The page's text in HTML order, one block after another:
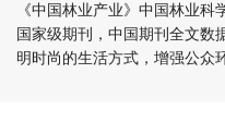
《中国林业产业》中国林业科
国家级期刊，中国期刊全文数
明时尚的生活方式，增强公众